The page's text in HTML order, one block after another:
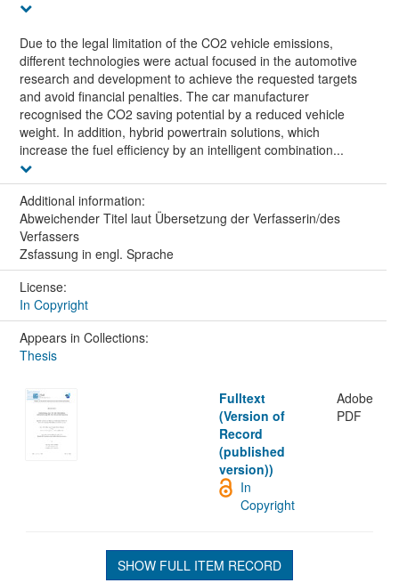
Due to the legal limitation of the CO2 vehicle emissions,
different technologies were actual focused in the automotive
research and development to achieve the requested targets
and avoid financial penalties. The car manufacturer
recognised the CO2 saving potential by a reduced vehicle
weight. In addition, hybrid powertrain solutions, which
increase the fuel efficiency by an intelligent combination...
Additional information:
Abweichender Titel laut Übersetzung der Verfasserin/des
Verfassers
Zsfassung in engl. Sprache
License:
In Copyright
Appears in Collections:
Thesis
Fulltext
(Version of
Record
(published
version))
Adobe
PDF
In
Copyright
SHOW FULL ITEM RECORD